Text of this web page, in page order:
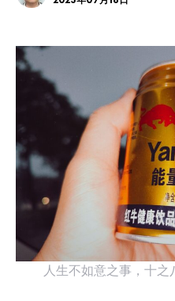
人生不如意之事，十